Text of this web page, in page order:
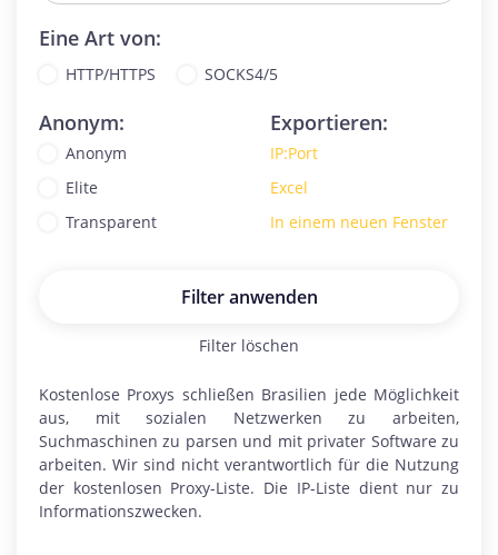
Eine Art von:
HTTP/HTTPS SOCKS4/5
Anonym:
Anonym
Elite
Transparent
Exportieren:
IP:Port
Excel
In einem neuen Fenster
Filter anwenden
Filter löschen
Kostenlose Proxys schließen Brasilien jede Möglichkeit
aus, mit sozialen Netzwerken zu arbeiten,
Suchmaschinen zu parsen und mit privater Software zu
arbeiten. Wir sind nicht verantwortlich für die Nutzung
der kostenlosen Proxy-Liste. Die IP-Liste dient nur zu
Informationszwecken.